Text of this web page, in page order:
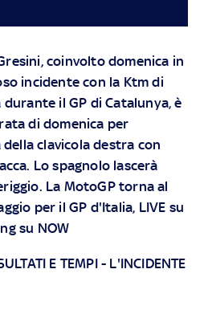
coinvolto domenica in
incidente con la Ktm di
il GP di Catalunya, è
di domenica per
clavicola destra con
Lo spagnolo lascerà
La MotoGP torna al
per il GP d'Italia, LIVE su
su NOW
E TEMPI- L'INCIDENTE